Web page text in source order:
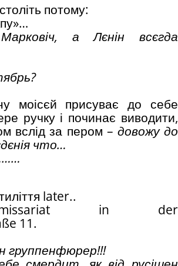
потому:
а Лєнін всєгда
моісєй присуває до себе
ручку і починає виводити,
вслід за пером – довожу до
что…
later..
in der
11.
группенфюрер!!!